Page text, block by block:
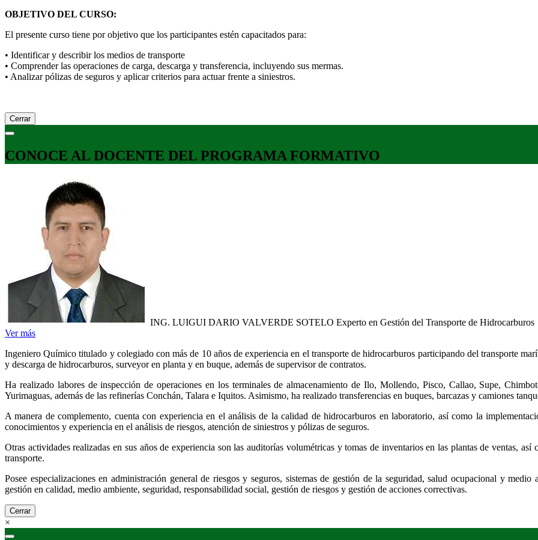
OBJETIVO DEL CURSO:
El presente curso tiene por objetivo que los participantes estén capacitados para:
• Identificar y describir los medios de transporte
• Comprender las operaciones de carga, descarga y transferencia, incluyendo sus mermas.
• Analizar pólizas de seguros y aplicar criterios para actuar frente a siniestros.
Cerrar
CONOCE AL DOCENTE DEL PROGRAMA FORMATIVO
ING. LUIGUI DARIO VALVERDE SOTELO Experto en Gestión del Transporte de Hidrocarburos
Ver más
Ingeniero Químico titulado y colegiado con más de 10 años de experiencia en el transporte de hidrocarburos participando del transporte
y descarga de hidrocarburos, surveyor en planta y en buque, además de supervisor de contratos.
Ha realizado labores de inspección de operaciones en los terminales de almacenamiento de Ilo, Mollendo, Pisco, Callao, Supe,
Yurimaguas, además de las refinerías Conchán, Talara e Iquitos. Asimismo, ha realizado transferencias en buques, barcazas y camiones
A manera de complemento, cuenta con experiencia en el análisis de la calidad de hidrocarburos en laboratorio, así como la
conocimientos y experiencia en el análisis de riesgos, atención de siniestros y pólizas de seguros.
Otras actividades realizadas en sus años de experiencia son las auditorías volumétricas y tomas de inventarios en las plantas de ventas,
transporte.
Posee especializaciones en administración general de riesgos y seguros, sistemas de gestión de la seguridad, salud ocupacional y
gestión en calidad, medio ambiente, seguridad, responsabilidad social, gestión de riesgos y gestión de acciones correctivas.
Cerrar
×